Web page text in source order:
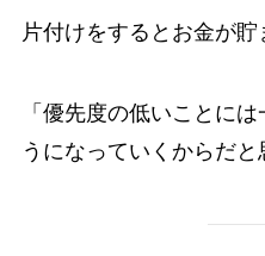
片付けをするとお金が貯
「優先度の低いことに
うになっていくからだと